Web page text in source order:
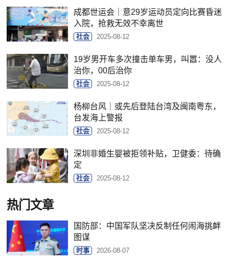
成都世运会｜意29岁运动员定向比赛昏迷
入院，抢救无效不幸离世
社会 2025-08-12
19岁男开车多次撞击单车男，叫嚣：没人
治你，00后治你
社会 2025-08-12
杨柳台风｜或先后登陆台湾及闽南粤东，
台发海上警报
社会 2025-08-12
深圳非婚生婴被拒领补贴，卫健委：待确
定
社会 2025-08-12
热门文章
国防部：中国军队坚决反制任何闹海挑衅
图谋
时事 2026-08-07